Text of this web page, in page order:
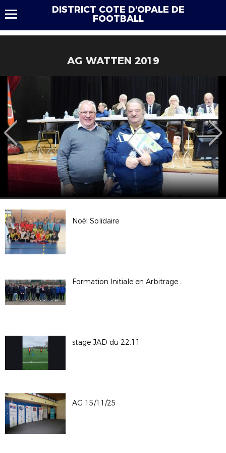
DISTRICT COTE D'OPALE DE
FOOTBALL
AG WATTEN 2019
Noël Solidaire
Formation Initiale en Arbitrage : 23 nouveaux arbitres formés à Saint-Omer
stage JAD du 22.11
AG 15/11/25